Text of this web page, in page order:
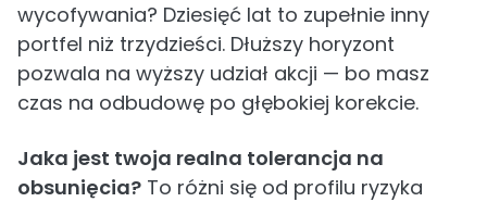
wycofywania? Dziesięć lat to zupełnie inny
portfel niż trzydzieści. Dłuższy horyzont
pozwala na wyższy udział akcji — bo masz
czas na odbudowę po głębokiej korekcie.
Jaka jest twoja realna tolerancja na
obsunięcia? To różni się od profilu ryzyka